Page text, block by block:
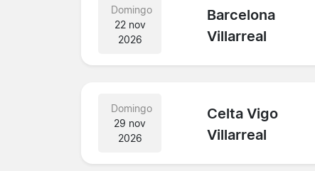
Domingo
22 nov
2026
Barcelona
Villarreal
Domingo
29 nov
2026
Celta Vigo
Villarreal